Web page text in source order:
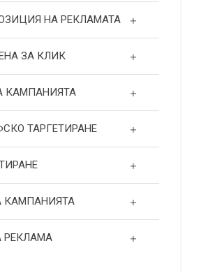
НА РЕКЛАМАТА
ЗА КЛИК
КАМПАНИЯТА
ТАРГЕТИРАНЕ
КАМПАНИЯТА
РЕКЛАМА